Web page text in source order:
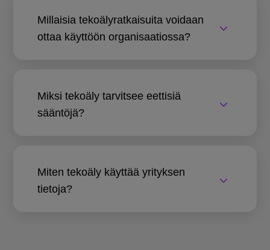
Millaisia tekoälyratkaisuita voidaan
ottaa käyttöön organisaatiossa?
Miksi tekoäly tarvitsee eettisiä
sääntöjä?
Miten tekoäly käyttää yrityksen
tietoja?